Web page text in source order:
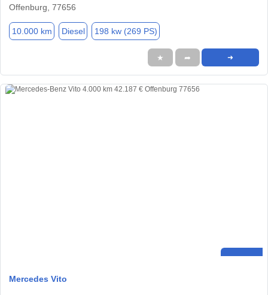
Offenburg, 77656
10.000 km Diesel 198 kw (269 PS)
★ ➦ ➜
Mercedes Vito